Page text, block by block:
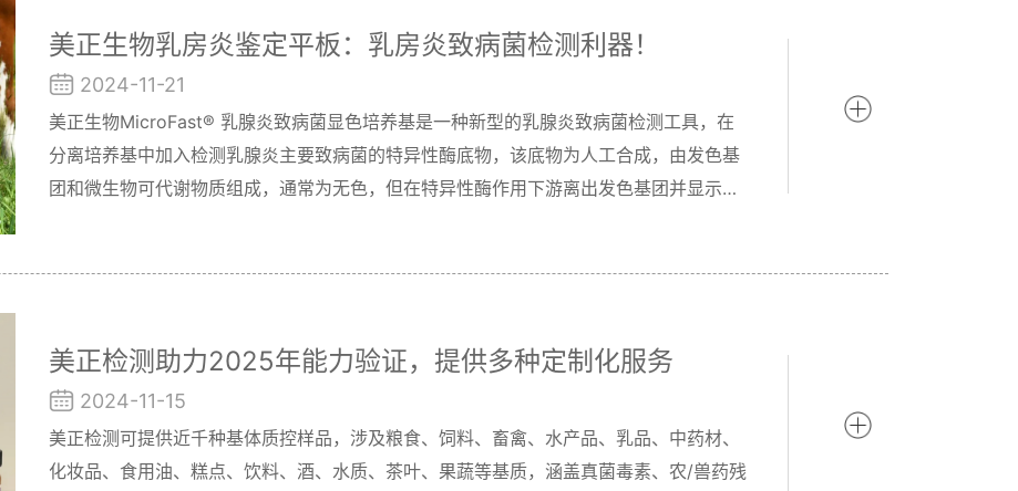
美正生物乳房炎鉴定平板：乳房炎致病菌检测利器！
2024-11-21
美正生物MicroFast® 乳腺炎致病菌显色培养基是一种新型的乳腺炎致病菌检测工具，在
分离培养基中加入检测乳腺炎主要致病菌的特异性酶底物，该底物为人工合成，由发色基
团和微生物可代谢物质组成，通常为无色，但在特异性酶作用下游离出发色基团并显示一
美正检测助力2025年能力验证，提供多种定制化服务
2024-11-15
美正检测可提供近千种基体质控样品，涉及粮食、饲料、畜禽、水产品、乳品、中药材、
化妆品、食用油、糕点、饮料、酒、水质、茶叶、果蔬等基质，涵盖真菌毒素、农/兽药残